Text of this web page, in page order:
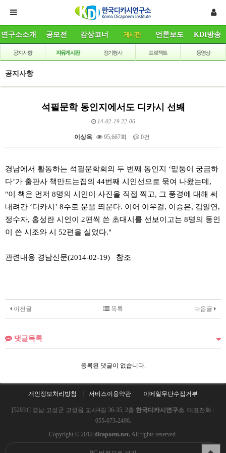
연구소소개 공모전 감상코너 게시판 언론보도 KDI방송
공지사항 자유게시판 정기행사 프로젝트 동영상
공지사항
석필문학 동인지에서도 디카시 선봬
14-02-19 22:06
이상옥 95,667회 0건
경남에서 활동하는 석필문학회의 두 번째 동인지 ‘밑둥이 궁금하
다’가 출판사 책만드는집의 44번째 시인선으로 묶여 나왔는데,
"이 책은 먼저 8명의 시인이 사진을 직접 찍고, 그 풍경에 대해 써
내려간 ‘디카시’ 8수로 운을 띄운다. 이어 이우걸, 이승은, 김일연,
정수자, 홍성란 시인이 2편씩 쓴 초대시를 선보이고는 8명의 동인
이 쓴 시조와 시 52편을 실었다."
관련내용 경남신문(2014-02-19) 참조
이전글 다음글
목록
댓글목록
등록된 댓글이 없습니다.
개인정보처리방침 서비스이용약관 이메일무단수집거부
[52931] 경남 고성군 고성읍 교사4길 36-35, 2층 한국디카시연구소. 대표전화 :
055-673-2496.
Copyright © 2012 dicapoem.net. All rights reserved.